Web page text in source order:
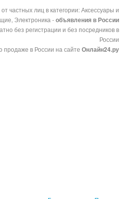
частных лиц в категории: Аксессуары и
Электроника -объявления в России
без регистрации и без посредников в
России
продаже в России на сайте Онлайн24.ру